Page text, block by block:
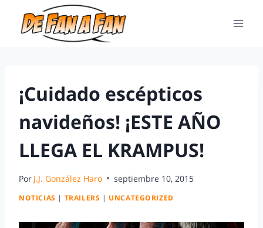
¡Cuidado escépticos
navideños! ¡ESTE AÑO
LLEGA EL KRAMPUS!
Por J.J. González Haro septiembre 10, 2015
NOTICIAS | TRAILERS | UNCATEGORIZED